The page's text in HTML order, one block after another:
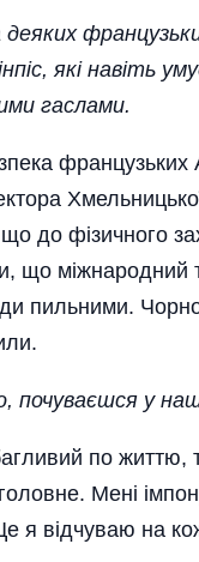
які навіть
гаслами.
до фізичного
що міжнародний
пильними.
почуваєшся у
по життю,
Мені
я відчуваю на